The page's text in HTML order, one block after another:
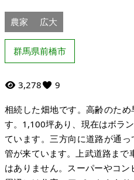
農家 広大
群馬県前橋市
3,278 9
相続した畑地です。高齢のた
す。1,100坪あり、現在はボラ
ています。三方向に道路が通
管が来ています。上武道路まで
はありません。スーパーやコン